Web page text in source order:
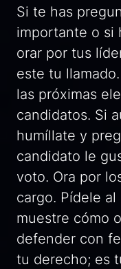
Si te has
importante o si
orar por tus
este tu
las próximas
candidatos. Si
humíllate y
candidato le
voto. Ora por
cargo. Pídele
muestre cómo
defender con
tu derecho; es